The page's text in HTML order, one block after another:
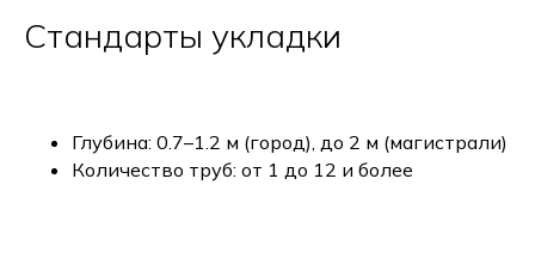
Стандарты укладки
Глубина: 0.7–1.2 м (город), до 2 м (магистрали)
Количество труб: от 1 до 12 и более